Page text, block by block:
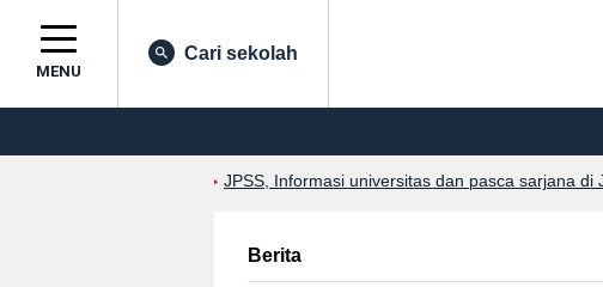
MENU
Cari sekolah
JPSS, Informasi universitas dan pasca sarjana di
Berita